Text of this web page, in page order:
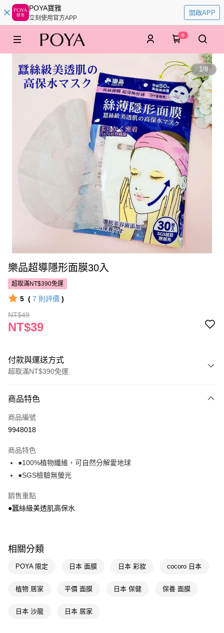
POYA寶雅
立刻使用官方APP
開啟APP
0
1/8
樂品超導隱形面膜30入
超取滿NT$390免運
5 ( 7 則評價 )
NT$49
NT$39
付款與運送方式
超取滿NT$390免運
POYA支付
信用卡一次付款
LINE Pay
Apple Pay
街口支付
AFTEE先享後付
相關說明
AFTEE先享後付是「在收到商品之後才付款」的支付方式。 讓您購物簡單
便利好安心！
２．便利：只要手機號碼，簡訊認證，即可結帳。
運送方式
商品特色
商品編號
9948018
商品特色
●100%植物纖維，可自然分解愛地球
●SGS檢驗無螢光
銷售重點
●蠶絲級美透肌高保水
相關分類
POYA 限定 日本 面膜 日本 彩妝 cocoro 日本
植物 居家 平價 面膜 日本 保健 保養 面膜
日本 沙龍 日本 居家